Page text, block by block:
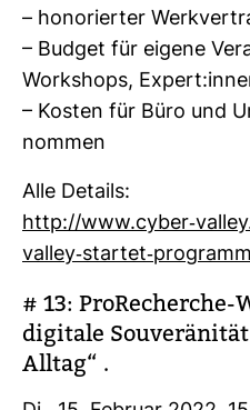
– hono­rierter
– Budget für eigene
Work­shops,
– Kosten für Büro und
nommen
Alle Details:
http://www.cyber-​
valley-​startet-​
# 13: Pro­Re­cherche-​
digi­tale
Alltag“ .